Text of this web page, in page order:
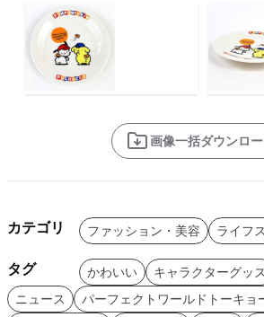
画像一括ダウンロ
カテゴリ ファッション・美容 ライフ
タグ かわいい キャラクターグッ
ニュース
パーフェクトワールドトーキョ